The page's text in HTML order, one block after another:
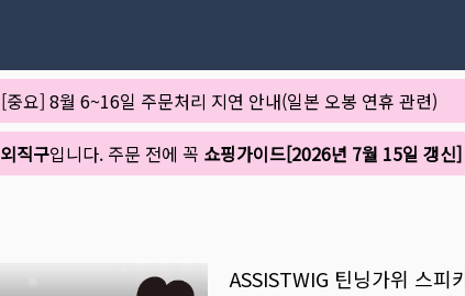
[중요] 8월 6~16일 주문처리 지연 안내(일본 오봉 연휴 관련)
직구입니다. 주문 전에 꼭 쇼핑가이드[2026년 7월 15일 갱신]
ASSISTWIG 틴닝가위 스피